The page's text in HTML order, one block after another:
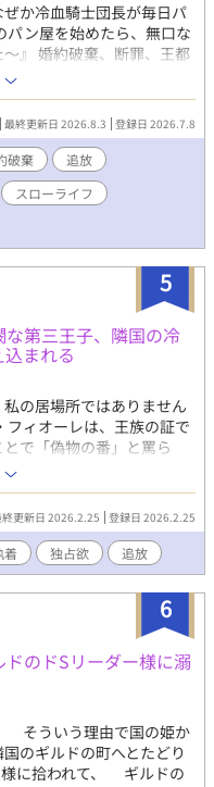
ぜか冷血騎士団長が毎日パ
パン屋を始めたら、無口な
』 婚約破棄、断罪、王都
王宮の夜会で王子からそ
なぜなら彼は、前世の記
ムに似ており、自分が“悪
いたからだ。 けれど、王子
から逃げられるなら、追
パン屋をやろう」 そうし
猫ベーカリー》を開く。
パン、森苺のジャムパ
ライフ。 ……のはずだっ
目つきが怖い。 なのに
パンを大量に買ってい
「昨日も一昨日も来まし
。 この人、よほどパンが
いるのは、パンだけでは
伝い、王都からの嫌がら
王子が現れれば静かに剣の
ノアにもだ」 パン目当て
込みたい冷血騎士団長。
ブコメ。
最終更新日 2026.8.3 登録日 2026.7.8
破棄
追放
スローライフ
5
な第三王子、隣国の冷
まれる
私の居場所ではありません
フィオーレは、王族の証で
で「偽物の番」と罵ら
悟した彼の前に現れたの
ォルフラムだった。
更新日 2026.2.25 登録日 2026.2.25
着 独占欲 追放
6
ドのドSリーダー様に溺
そういう理由で国の姫か
のギルドの町へとたどり
に拾われて、 ギルドの